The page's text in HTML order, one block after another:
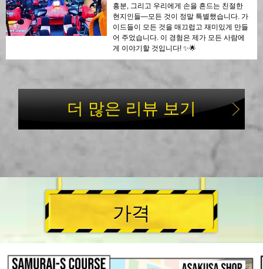
흥분, 그리고 우리에게 손을 흔드는 친절한
현지인들—모든 것이 정말 특별했습니다. 가
이드들이 모든 것을 매끄럽고 재미있게 만들
어 주었습니다. 이 경험은 제가 모든 사람에
게 이야기할 것입니다! ✨🌟
더 많은 리뷰 보기
가격